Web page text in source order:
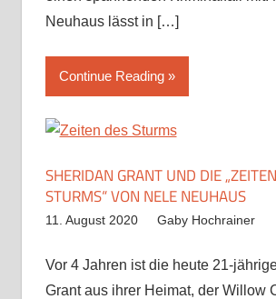
Neuhaus lässt in […]
Continue Reading
SHERIDAN GRANT UND DIE
STURMS“ VON NELE NEUHAUS
11. August 2020 Gaby Hochrainer
Vor 4 Jahren ist die heute 21-
Grant aus ihrer Heimat, der Willow